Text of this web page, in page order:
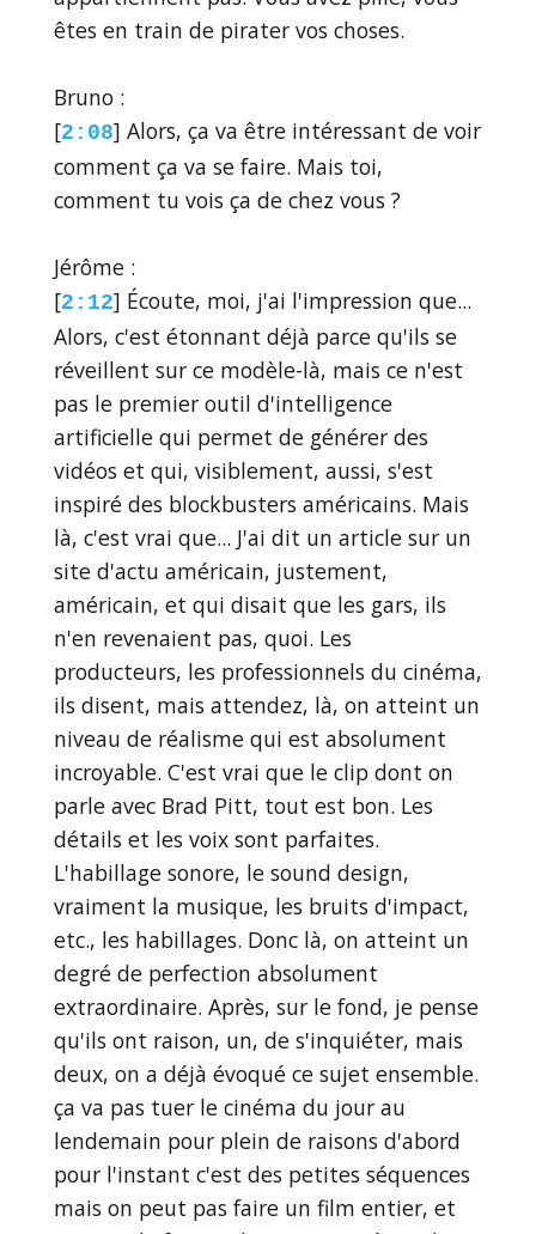
êtes en train de pirater vos choses.
Bruno :
[2:08] Alors, ça va être intéressant de voir
comment ça va se faire. Mais toi,
comment tu vois ça de chez vous ?
Jérôme :
[2:12] Écoute, moi, j'ai l'impression que...
Alors, c'est étonnant déjà parce qu'ils se
réveillent sur ce modèle-là, mais ce n'est
pas le premier outil d'intelligence
artificielle qui permet de générer des
vidéos et qui, visiblement, aussi, s'est
inspiré des blockbusters américains. Mais
là, c'est vrai que... J'ai dit un article sur un
site d'actu américain, justement,
américain, et qui disait que les gars, ils
n'en revenaient pas, quoi. Les
producteurs, les professionnels du cinéma,
ils disent, mais attendez, là, on atteint un
niveau de réalisme qui est absolument
incroyable. C'est vrai que le clip dont on
parle avec Brad Pitt, tout est bon. Les
détails et les voix sont parfaites.
L'habillage sonore, le sound design,
vraiment la musique, les bruits d'impact,
etc., les habillages. Donc là, on atteint un
degré de perfection absolument
extraordinaire. Après, sur le fond, je pense
qu'ils ont raison, un, de s'inquiéter, mais
deux, on a déjà évoqué ce sujet ensemble.
ça va pas tuer le cinéma du jour au
lendemain pour plein de raisons d'abord
pour l'instant c'est des petites séquences
mais on peut pas faire un film entier, et